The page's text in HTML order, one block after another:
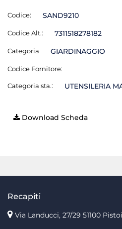
Codice: SAND9210
Codice Alt.: 7311518278182
Categoria GIARDINAGGIO
Codice Fornitore:
Categoria sta.: UTENSILERIA
Download Scheda
Recapiti
Via Landucci, 27/29 51100